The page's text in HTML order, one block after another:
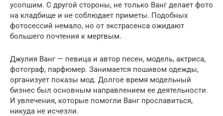
усопшим. С другой стороны, не только Ванг делает фото
на кладбище и не соблюдает приметы. Подобных
фотосессий немало, но от экстрасенса ожидают
большего почтения к мертвым.
Джулия Ванг — певица и автор песен, модель, актриса,
фотограф, парфюмер. Занимается пошивом одежды,
организует показы мод. Долгое время модельный
бизнес был основным направлением ее деятельности.
И увлечения, которые помогли Ванг прославиться,
никуда не исчезли.